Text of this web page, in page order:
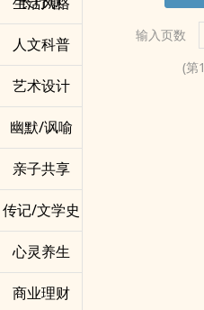
人文科普
艺术设计
幽默/讽喻
亲子共享
传记/文学史
心灵养生
商业理财
输入页数
(第1